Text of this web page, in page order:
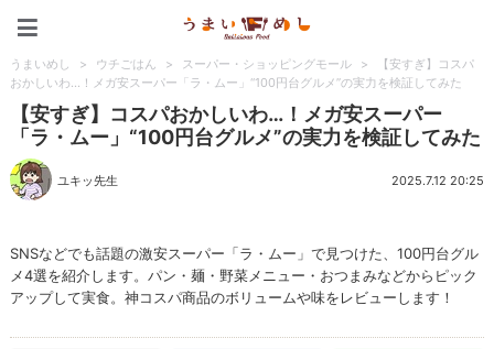
うまいめし > ウチごはん > スーパー・ショッピングモール >
【安すぎ】コスパ
おかしいわ…！メガ安スーパー「ラ・ムー」“100円台グルメ”の実力を検証してみた
【安すぎ】コスパおかしいわ…！メガ安スーパー
「ラ・ムー」“100円台グルメ”の実力を検証してみた
ユキッ先生 2025.7.12 20:25
SNSなどでも話題の激安スーパー「ラ・ムー」で見つけた、100円台グル
メ4選を紹介します。パン・麺・野菜メニュー・おつまみなどからピック
アップして実食。神コスパ商品のボリュームや味をレビューします！